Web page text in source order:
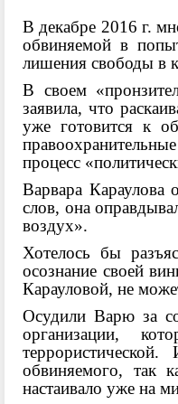
В декабре 2016 г.
обвиняемой в
лишения свободы в
В своем
заявила, что
уже готовится к
процесс
Варвара
слов, она
воздух».
Хотелось бы
осознание своей
Карауловой, не
Осудили Варю за
организации,
обвиняемого, так
настаивало уже на